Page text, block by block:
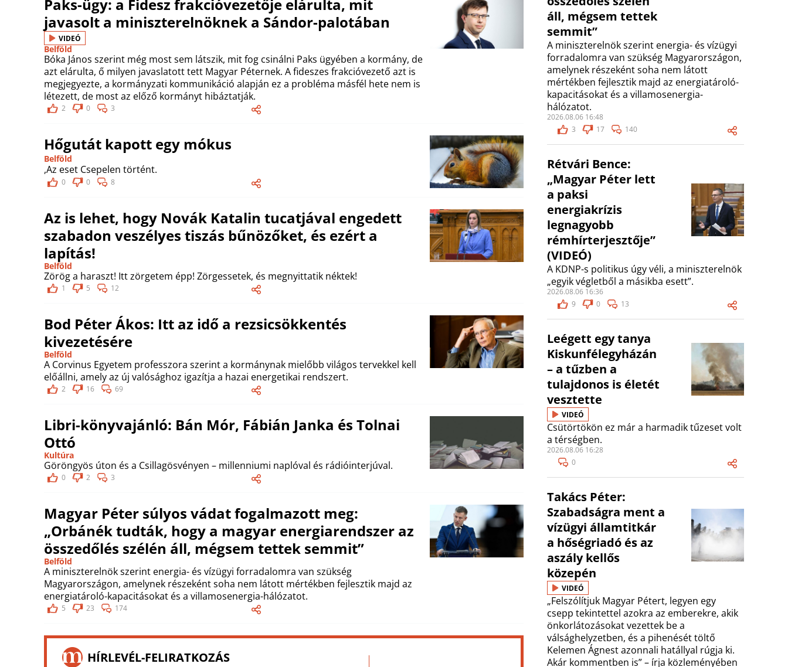
Paks-ügy: a Fidesz frakcióvezetője elárulta, mit
javasolt a miniszterelnöknek a Sándor-palotában
VIDEÓ
Belföld
Bóka János szerint még most sem látszik, mit fog csinálni Paks ügyében a kormány, de
azt elárulta, ő milyen javaslatott tett Magyar Péternek. A fideszes frakcióvezető azt is
megjegyezte, a kormányzati kommunikáció alapján ez a probléma másfél hete nem is
létezett, de most az előző kormányt hibáztatják.
2 0 3
Hőgutát kapott egy mókus
Belföld
,Az eset Csepelen történt.
0 0 8
Az is lehet, hogy Novák Katalin tucatjával engedett
szabadon veszélyes tiszás bűnözőket, és ezért a
lapítás!
Belföld
Zörög a haraszt! Itt zörgetem épp! Zörgessetek, és megnyittatik néktek!
1 5 12
Bod Péter Ákos: Itt az idő a rezsicsökkentés
kivezetésére
Belföld
A Corvinus Egyetem professzora szerint a kormánynak mielőbb világos tervekkel kell
előállni, amely az új valósághoz igazítja a hazai energetikai rendszert.
2 16 69
Libri-könyvajánló: Bán Mór, Fábián Janka és Tolnai
Ottó
Kultúra
Göröngyös úton és a Csillagösvényen – millenniumi naplóval és rádióinterjúval.
0 2 3
Magyar Péter súlyos vádat fogalmazott meg:
„Orbánék tudták, hogy a magyar energiarendszer az
összedőlés szélén áll, mégsem tettek semmit”
Belföld
A miniszterelnök szerint energia- és vízügyi forradalomra van szükség
Magyarországon, amelynek részeként soha nem látott mértékben fejlesztik majd az
energiatároló-kapacitásokat és a villamosenergia-hálózatot.
5 23 174
HÍRLEVÉL-FELIRATKOZÁS
áll, mégsem tettek
semmit”
A miniszterelnök szerint energia- és vízügyi
forradalomra van szükség Magyarországon,
amelynek részeként soha nem látott
mértékben fejlesztik majd az energiatároló-
kapacitásokat és a villamosenergia-
hálózatot.
2026.08.06 16:48
3
17 140
Rétvári Bence:
„Magyar Péter lett
a paksi
energiakrízis
legnagyobb
rémhírterjesztője”
(VIDEÓ)
A KDNP-s politikus úgy véli, a miniszterelnök
„egyik végletből a másikba esett”.
2026.08.06 16:36
9
0 13
Leégett egy tanya
Kiskunfélegyházán
– a tűzben a
tulajdonos is életét
vesztette
VIDEÓ
Csütörtökön ez már a harmadik tűzeset volt
a térségben.
2026.08.06 16:28
0
Takács Péter:
Szabadságra ment a
vízügyi államtitkár
a hőségriadó és az
aszály kellős
közepén
VIDEÓ
„Felszólítjuk Magyar Pétert, legyen egy
csepp tekintettel azokra az emberekre, akik
önkorlátozásokat vezettek be a
válsághelyzetben, és a pihenését töltő
Kelemen Ágnest azonnali hatállyal rúgja ki.
Akár kommentben is” – írja közleményében